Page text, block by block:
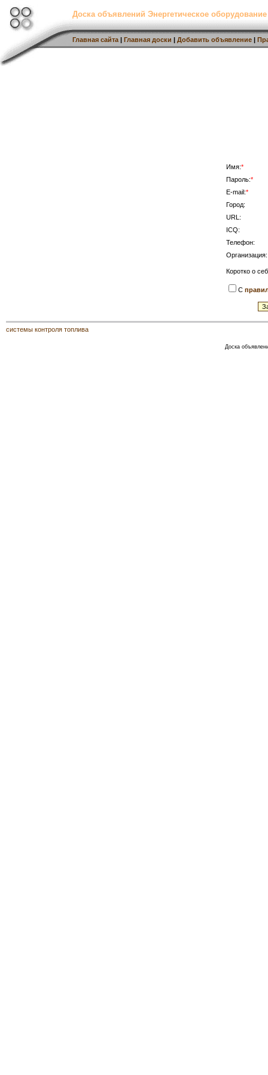
Доска объявлений Энергетическое
Главная сайта | Главная доски | Добавить объявление |
Имя:*
Пароль:*
E-mail:*
Город:
URL:
ICQ:
Телефон:
Организация:
Коротко о
С
системы контроля топлива
Доска